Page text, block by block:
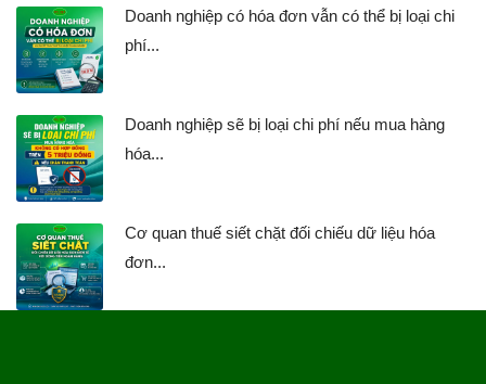
Doanh nghiệp có hóa đơn vẫn có thể bị loại chi
phí...
Doanh nghiệp sẽ bị loại chi phí nếu mua hàng
hóa...
Cơ quan thuế siết chặt đối chiếu dữ liệu hóa
đơn...